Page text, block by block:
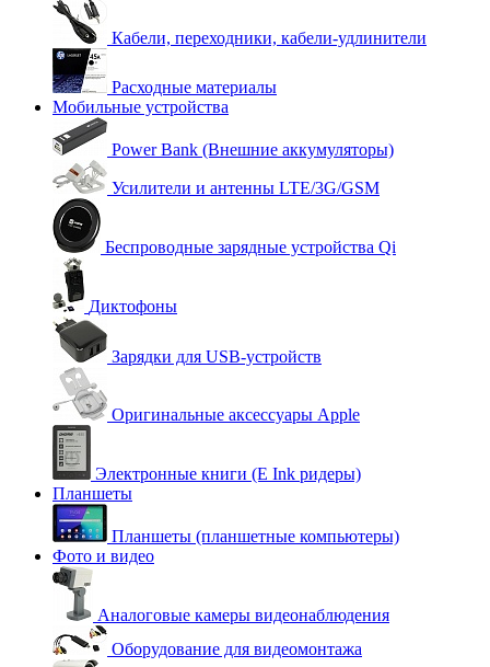
Кабели, переходники, кабели-удлинители
Расходные материалы
Мобильные устройства
Power Bank (Внешние аккумуляторы)
Усилители и антенны LTE/3G/GSM
Беспроводные зарядные устройства Qi
Диктофоны
Зарядки для USB-устройств
Оригинальные аксессуары Apple
Электронные книги (E Ink ридеры)
Планшеты
Планшеты (планшетные компьютеры)
Фото и видео
Аналоговые камеры видеонаблюдения
Оборудование для видеомонтажа